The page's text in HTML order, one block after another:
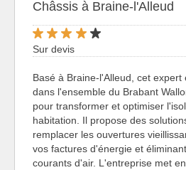
Châssis à Braine-l'Alleud
Sur devis
Basé à Braine-l'Alleud, cet expert
dans l'ensemble du Brabant
pour transformer et optimiser
habitation. Il propose des
remplacer les ouvertures
vos factures d'énergie et
courants d'air. L'entreprise met